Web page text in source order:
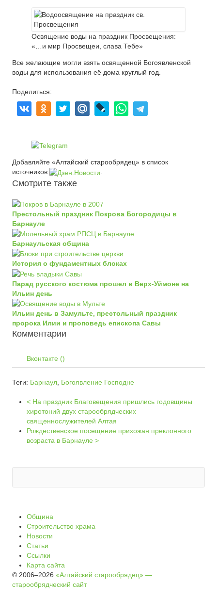
Освящение воды на праздник Просвещения:
«…и мир Просвещеи, слава Тебе»
Все желающие могли взять освященной Богоявленской
воды для использования её дома круглый год.
Поделиться:
Добавляйте «Алтайский старообрядец» в список
источников
.
Смотрите также
Престольный праздник Покрова Богородицы в
Барнауле
Барнаульская община
История о фундаментных блоках
Парад русского костюма прошел в Верх-Уймоне на
Ильин день
Ильин день в Замульте, престольный праздник
пророка Илии и проповедь епископа Савы
Комментарии
Вконтакте ()
Теги: Барнаул Богоявление Господне
< На праздник Благовещения пришлись годовщины
хиротоний двух старообрядческих
священнослужителей Алтая
Рождественское посещение прихожан преклонного
возраста в Барнауле >
Община
Строительство храма
Новости
Статьи
Ссылки
Карта сайта
© 2006–2026 «Алтайский старообрядец» —
старообрядческий сайт